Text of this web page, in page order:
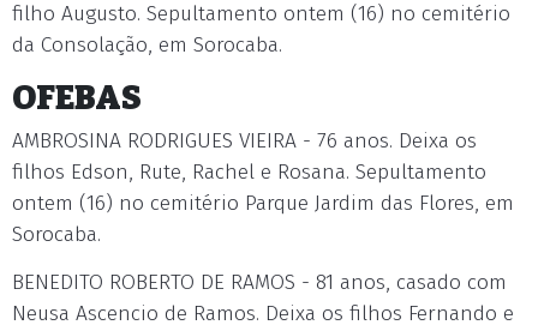
filho Augusto. Sepultamento ontem (16) no cemitério
da Consolação, em Sorocaba.
OFEBAS
AMBROSINA RODRIGUES VIEIRA - 76 anos. Deixa os
filhos Edson, Rute, Rachel e Rosana. Sepultamento
ontem (16) no cemitério Parque Jardim das Flores, em
Sorocaba.
BENEDITO ROBERTO DE RAMOS - 81 anos, casado com
Neusa Ascencio de Ramos. Deixa os filhos Fernando e